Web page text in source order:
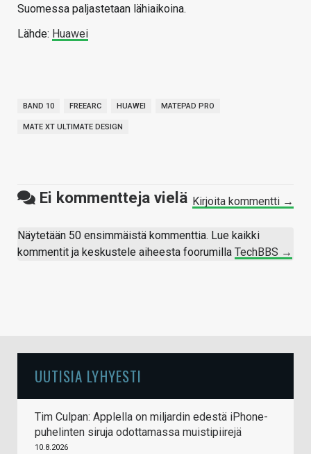
Suomessa paljastetaan lähiaikoina.
Lähde: Huawei
BAND 10 FREEARC HUAWEI MATEPAD PRO
MATE XT ULTIMATE DESIGN
Ei kommentteja vielä Kirjoita kommentti →
Näytetään 50 ensimmäistä kommenttia. Lue kaikki
kommentit ja keskustele aiheesta foorumilla TechBBS →
UUTISIA LYHYESTI
Tim Culpan: Applella on miljardin edestä iPhone-
puhelinten siruja odottamassa muistipiirejä
10.8.2026